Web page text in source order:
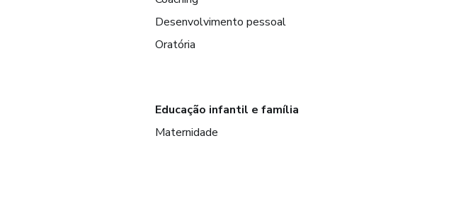
Desenvolvimento pessoal
Oratória
Educação infantil e família
Maternidade